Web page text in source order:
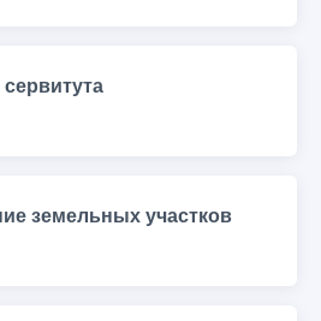
земельных участков